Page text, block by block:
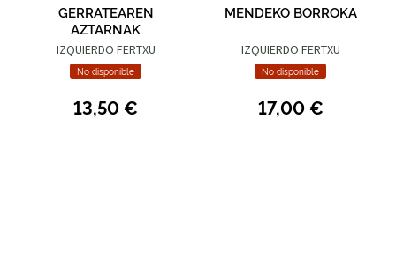
GERRATEAREN
AZTARNAK
IZQUIERDO FERTXU
No disponible
13,50 €
MENDEKO BORROKA
IZQUIERDO FERTXU
No disponible
17,00 €